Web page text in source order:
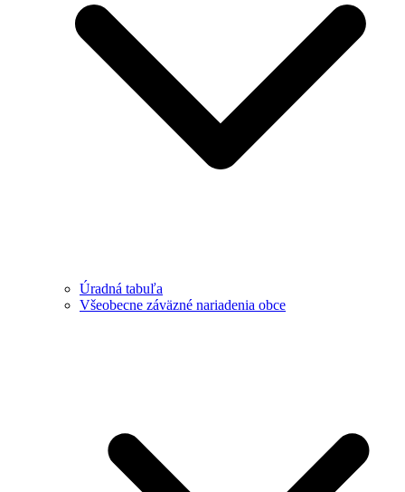
Úradná tabuľa
Všeobecne záväzné nariadenia obce